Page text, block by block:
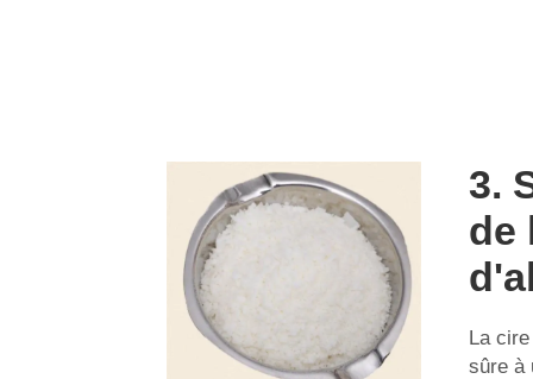
3.
de
La
sûre à